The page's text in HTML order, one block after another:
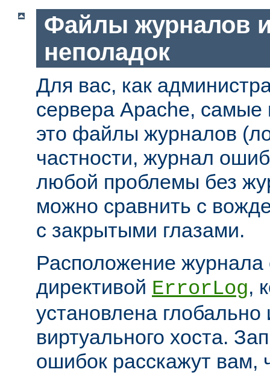
Файлы журналов
неполадок
Для вас, как
сервера Apache,
это файлы журналов
частности, журнал
любой проблемы без
можно сравнить с
с закрытыми глазами.
Расположение журнала
директивой ErrorLog,
установлена
виртуального хоста.
ошибок расскажут вам,